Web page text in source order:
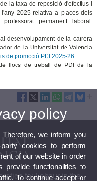
la taxa de reposició d'efectius i
2025 relativa a places dels
permanent laboral.
desenvolupament de la carrera
de la Universitat de Valencia
de promoció PDI 2025-26.
llocs de treball de PDI de la
for Labour in the
policy
we inform you
cookies to perform
of our website in order
provide functionalities to
To continue accept or